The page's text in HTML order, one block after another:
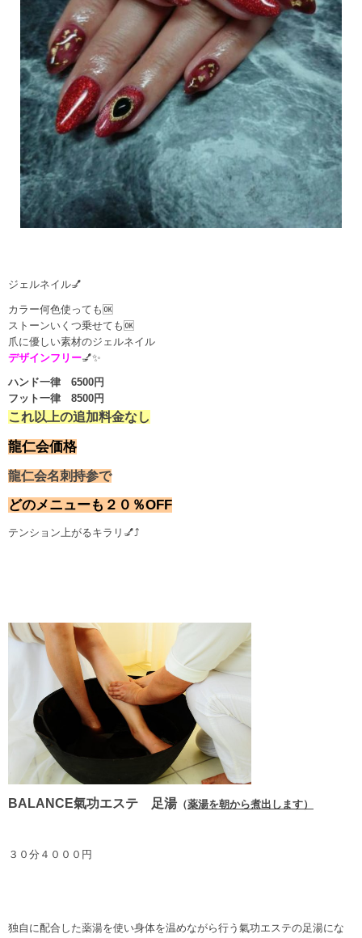
ジェルネイル💅
カラー何色使っても🆗
ストーンいくつ乗せても🆗
爪に優しい素材のジェルネイル
デザインフリー💅✨
ハンド一律 6500円
フット一律 8500円
これ以上の追加料金なし
龍仁会価格
龍仁会名刺持参で
どのメニューも２０％OFF
テンション上がるキラリ💅⤴️
BALANCE氣功エステ 足湯（薬湯を朝から煮出します）
３０分４０００円
独自に配合した薬湯を使い身体を温めながら行う氣功エステの足湯にな